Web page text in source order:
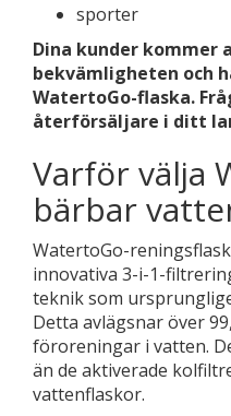
sporter
Dina kunder kommer
bekvämligheten och
WatertoGo-flaska.
återförsäljare i ditt
Varför välja
bärbar
WatertoGo-
innovativa 3-i-1-
teknik som
Detta avlägsnar över
föroreningar i vatten.
än de aktiverade
vattenflaskor.